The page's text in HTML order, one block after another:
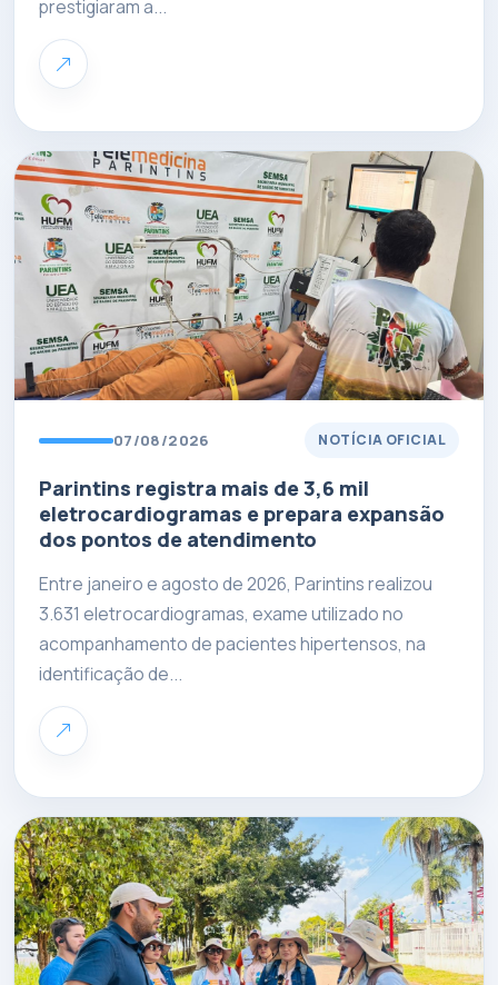
prestigiaram a...
07/08/2026 NOTÍCIA OFICIAL
Parintins registra mais de 3,6 mil
eletrocardiogramas e prepara expansão
dos pontos de atendimento
Entre janeiro e agosto de 2026, Parintins realizou
3.631 eletrocardiogramas, exame utilizado no
acompanhamento de pacientes hipertensos, na
identificação de...